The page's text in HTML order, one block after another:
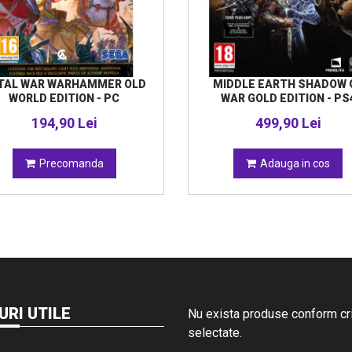
WAR WARHAMMER OLD
WORLD EDITION - PC
194,90 Lei
Precomanda
MIDDLE EARTH SHADOW
WAR GOLD EDITION -
499,90 Lei
Adauga in cos
UTILE
Nu exista produse conform
selectate.